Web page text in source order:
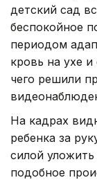
детский сад
беспокойное
периодом
кровь на ухе
чего решили
На кадрах
ребенка за
силой
подобное